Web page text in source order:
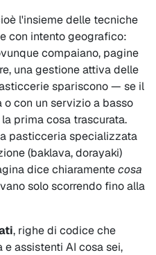
l'insieme delle tecniche
con intento geografico:
compaiano, pagine
una gestione attiva delle
spariscono — se il
con un servizio a basso
prima cosa trascurata.
pasticceria specializzata
(baklava, dorayaki)
dice chiaramentecosa
solo scorrendo fino alla
, righe di codice che
assistenti AI cosa sei,